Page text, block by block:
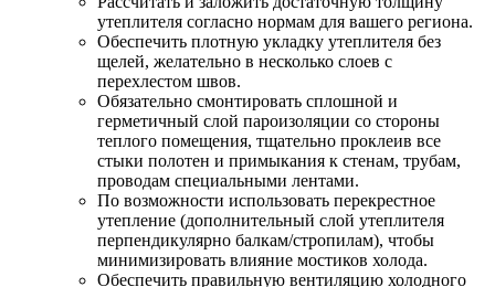
утеплителя согласно нормам для вашего региона.
Обеспечить плотную укладку утеплителя без
щелей, желательно в несколько слоев с
перехлестом швов.
Обязательно смонтировать сплошной и
герметичный слой пароизоляции со стороны
теплого помещения, тщательно проклеив все
стыки полотен и примыкания к стенам, трубам,
проводам специальными лентами.
По возможности использовать перекрестное
утепление (дополнительный слой утеплителя
перпендикулярно балкам/стропилам), чтобы
минимизировать влияние мостиков холода.
Обеспечить правильную вентиляцию холодного